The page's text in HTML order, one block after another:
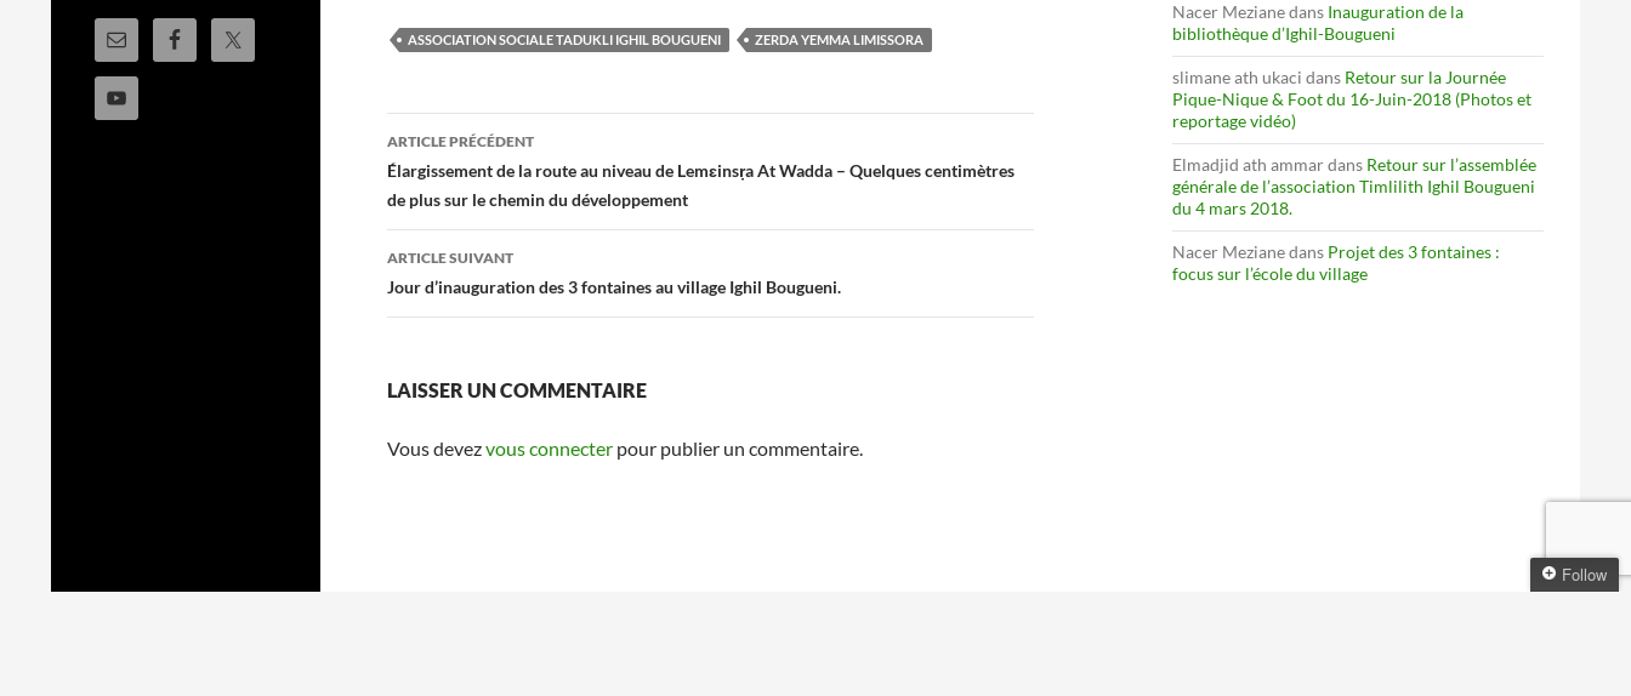
ASSOCIATION SOCIALE TADUKLI IGHIL BOUGUENI ZERDA YEMMA LIMISSORA
Navigation
des
articles
ARTICLE PRÉCÉDENT
Élargissement de la route au niveau de Lemɛinsṛa At Wadda – Quelques centimètres
de plus sur le chemin du développement
ARTICLE SUIVANT
Jour d’inauguration des 3 fontaines au village Ighil Bougueni.
LAISSER UN COMMENTAIRE
Vous devezvous connecter pour publier un commentaire.
Nacer Mezianedans Inauguration de la
bibliothèque d’Ighil-Bougueni
slimane ath ukaci dans Retour sur la Journée
Pique-Nique & Foot du 16-Juin-2018 (Photos et
reportage vidéo)
Elmadjid ath ammardans Retour sur l’assemblée
générale de l’association Timlilith Ighil Bougueni
du 4 mars 2018.
Nacer Mezianedans Projet des 3 fontaines :
focus sur l’école du village
Follow